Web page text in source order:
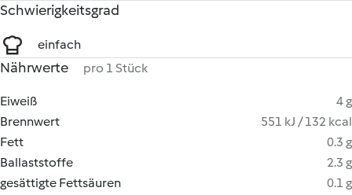
Schwierigkeitsgrad
einfach
Nährwerte pro 1 Stück
Eiweiß
4 g
Brennwert
551 kJ / 132 kcal
Fett
0.3 g
Ballaststoffe
2.3 g
gesättigte Fettsäuren
0.1 g